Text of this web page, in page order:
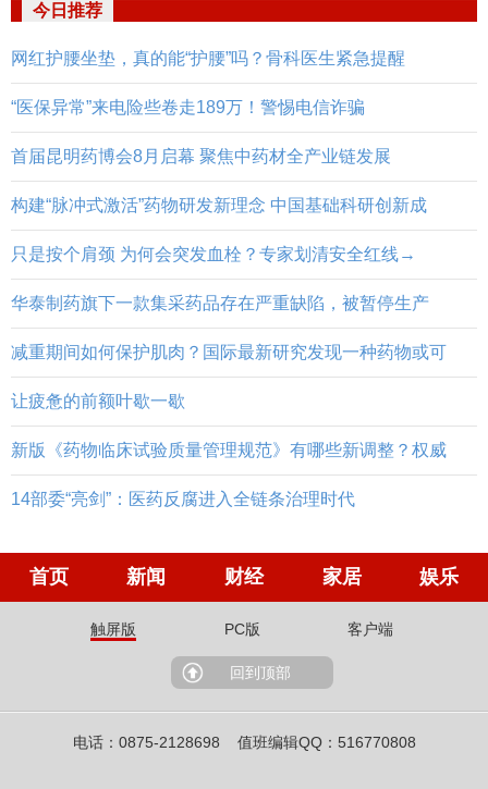
今日推荐
网红护腰坐垫，真的能“护腰”吗？骨科医生紧急提醒
“医保异常”来电险些卷走189万！警惕电信诈骗
首届昆明药博会8月启幕 聚焦中药材全产业链发展
构建“脉冲式激活”药物研发新理念 中国基础科研创新成
只是按个肩颈 为何会突发血栓？专家划清安全红线→
华泰制药旗下一款集采药品存在严重缺陷，被暂停生产
减重期间如何保护肌肉？国际最新研究发现一种药物或可
让疲惫的前额叶歇一歇
新版《药物临床试验质量管理规范》有哪些新调整？权威
14部委“亮剑”：医药反腐进入全链条治理时代
首页 新闻 财经 家居 娱乐
触屏版 PC版 客户端
回到顶部
电话：0875-2128698 值班编辑QQ：516770808